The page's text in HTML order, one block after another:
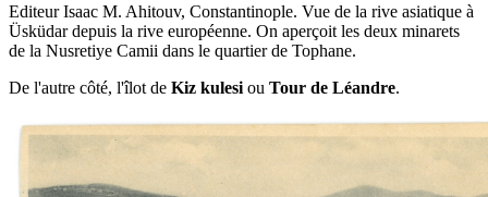
Editeur Isaac M. Ahitouv, Constantinople. Vue de la rive asiatique à
Üsküdar depuis la rive européenne. On aperçoit les deux minarets
de la Nusretiye Camii dans le quartier de Tophane.
De l'autre côté, l'îlot de Kiz kulesi ou Tour de Léandre.